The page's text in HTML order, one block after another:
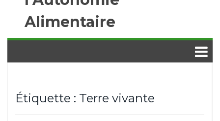
Alimentaire
Étiquette : Terre vivante